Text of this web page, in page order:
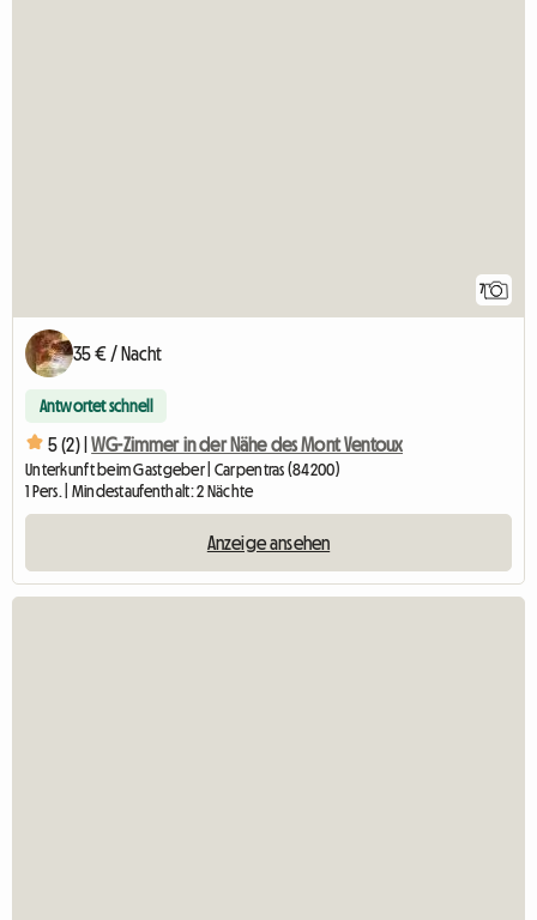
7
35 € / Nacht
Antwortet schnell
5 (2) | WG-Zimmer in der Nähe des Mont Ventoux
Unterkunft beim Gastgeber | Carpentras (84200)
1 Pers. | Mindestaufenthalt: 2 Nächte
Anzeige ansehen